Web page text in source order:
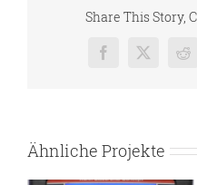
Share This Story,
Facebook
X
Ähnliche Projekte